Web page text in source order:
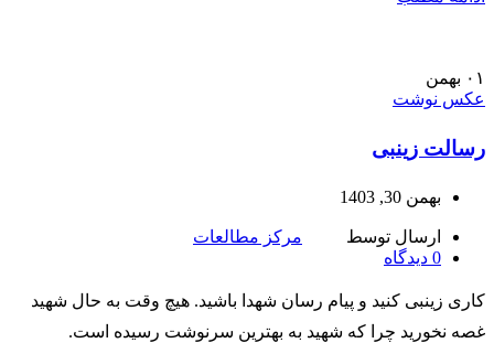
۰۱ بهمن
عکس نوشت
رسالت زینبی
بهمن 30, 1403
ارسال توسط
مرکز مطالعات
0 دیدگاه
كاری زینبی كنید و پیام رسان شهدا باشید. هیچ وقت به حال شهید
غصه نخورید چرا كه شهید به بهترین سرنوشت رسیده است.